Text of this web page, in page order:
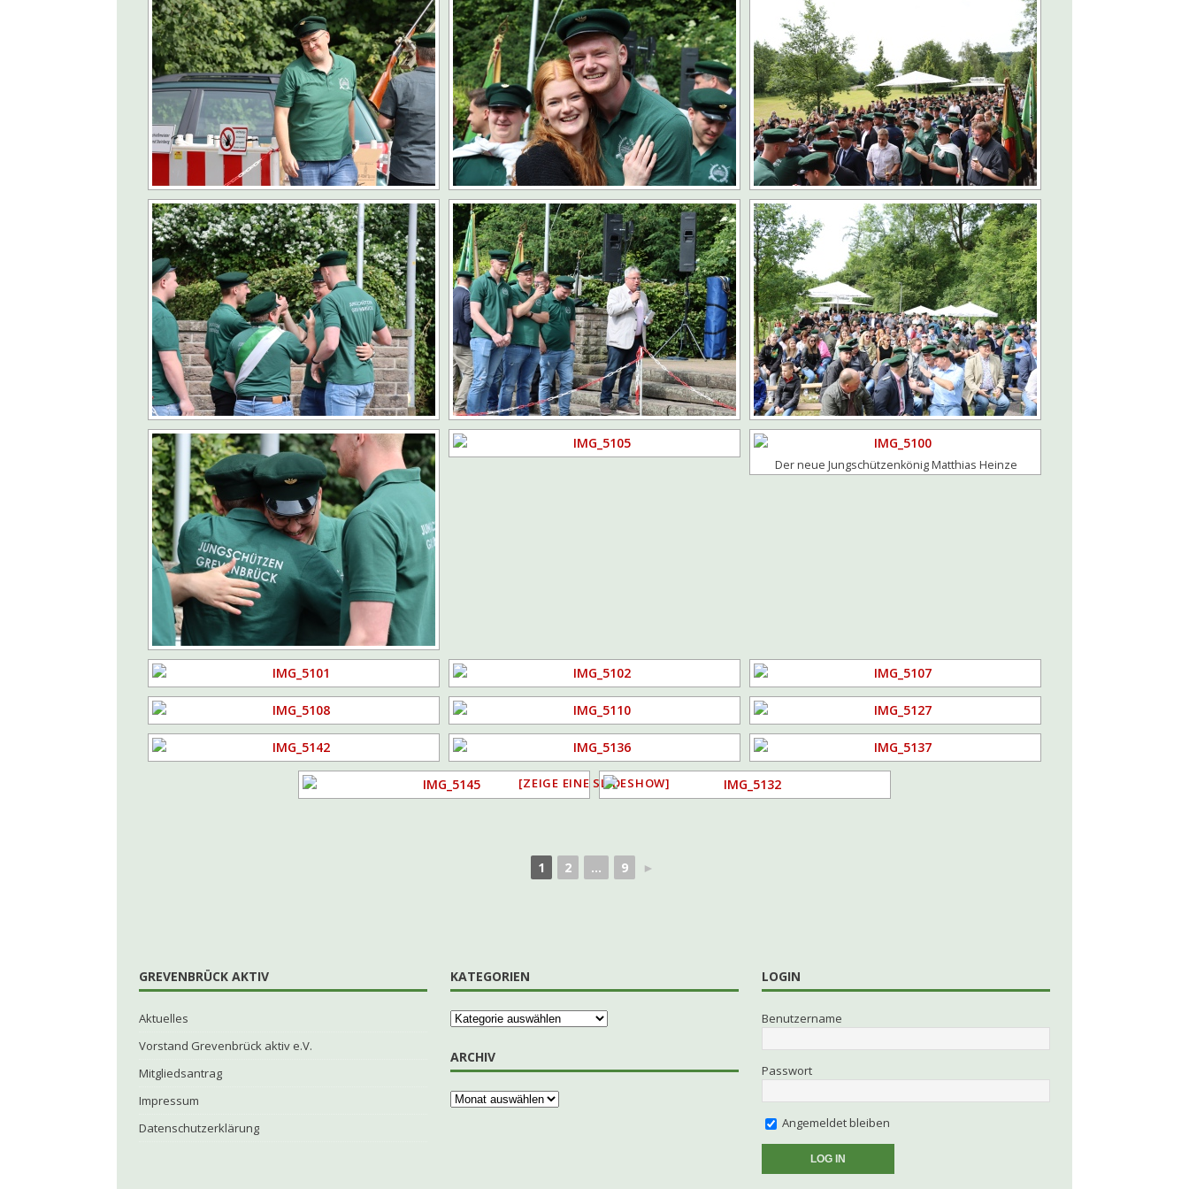
[ 7. Juni 2026 ]
Kolping Grevenbrück Ü 60 geht in die Melbecke
KOLPING
[ 14. Mai 2026 ] Jules e.V. freut sich über steigende Mitgliederzahlen
AKTUELLES
[ 12. Mai 2026 ] LEADER-Kleinprojektförderung für den Veischede Park
AKTUELLES
[ 4. Mai 2026 ] 100 Jahre Kolpingsfamilie: Nachhaltiges Projekt im Veischede Park
AKTUELLES
[ 19. April 2026 ] Jahreshauptversammlung kfd Grevenbrück
AKTUELLES
[ 10. Oktober 2025 ] Traditionelles Schlachtfest in der Schützenhalle ARCHIV
Der neue Jungschützenkönig Matthias Heinze
[ZEIGE EINE SLIDESHOW]
1 2 ... 9 ►
GREVENBRÜCK AKTIV
Aktuelles
Vorstand Grevenbrück aktiv e.V.
Mitgliedsantrag
Impressum
Datenschutzerklärung
KATEGORIEN
ARCHIV
LOGIN
Benutzername
Passwort
Angemeldet bleiben